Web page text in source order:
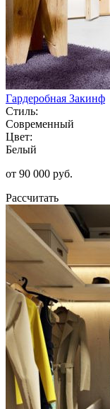
Гардеробная Закинф
Стиль:
Современный
Цвет:
Белый
от 90 000 руб.
Рассчитать